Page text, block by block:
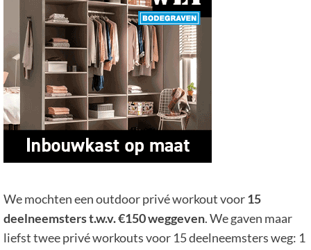
We mochten een outdoor privé workout voor15
deelneemsters t.w.v. €150 weggeven. We gaven maar
liefst twee privé workouts voor 15 deelneemsters weg: 1